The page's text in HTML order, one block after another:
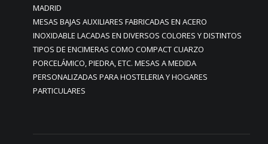
MADRID
MESAS BAJAS AUXILIARES FABRICADAS EN ACERO
INOXIDABLE LACADAS EN DIVERSOS COLORES Y DISTINTOS
TIPOS DE ENCIMERAS COMO COMPACT CUARZO
PORCELÁMICO, PIEDRA, ETC. MESAS A MEDIDA
PERSONALIZADAS PARA HOSTELERIA Y HOGARES
PARTICULARES